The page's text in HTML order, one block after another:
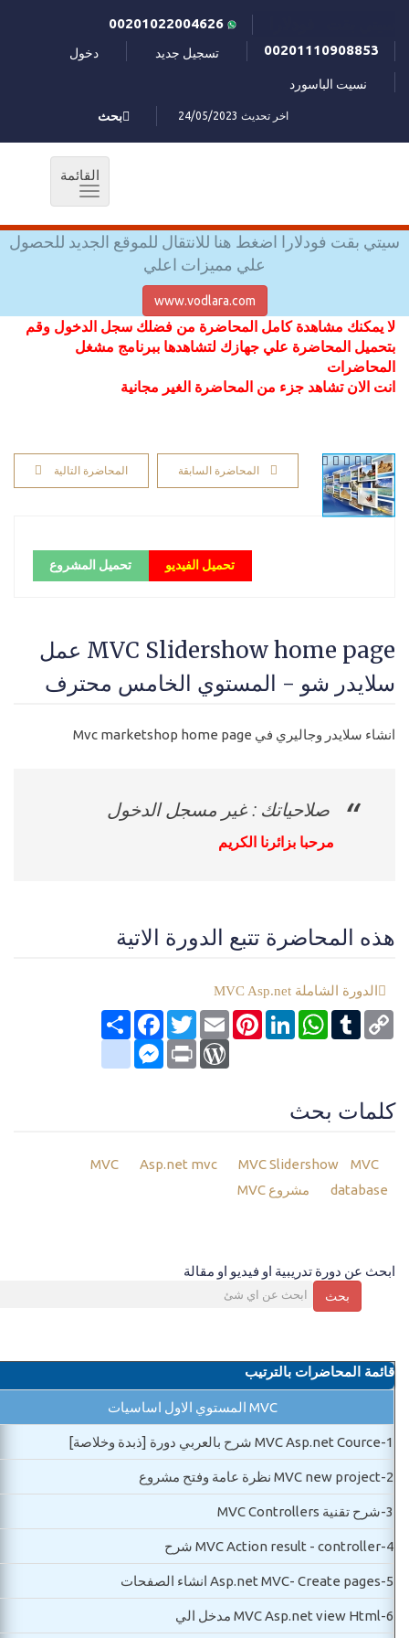
00201110908853
تسجيل جديد دخول
نسيت الباسورد
اخر تحديث 24/05/2023 بحث
القائمة
Toggle
سيتي بقت فودلارا اضغط هنا للانتقال للموقع الجديد للحصول
علي مميزات اعلي
www.vodlara.com
لا يمكنك مشاهدة كامل المحاضرة من فضلك سجل الدخول وقم
بتحميل المحاضرة علي جهازك لتشاهدها ببرنامج مشغل
المحاضرات
انت الان تشاهد جزء من المحاضرة الغير مجانية
المحاضرة السابقة المحاضرة التالية
تحميل المشروع تحميل الفيديو
MVC Slidershow home page عمل
سلايدر شو - المستوي الخامس محترف
انشاء سلايدر وجاليري في Mvc marketshop home page
صلاحياتك : غير مسجل الدخول
مرحبا بزائرنا الكريم
هذه المحاضرة تتبع الدورة الاتية
الدورة الشاملة MVC Asp.net
انشر
FacebookTwitterEmail
PinterestLinkedIn
WhatsAppTumblr Copy
Link
google_bookmarksMessenger Print
WordPress
كلمات بحث
MVC Asp.net mvc MVC Slidershow
MVC
database
مشروع MVC
ابحث عن دورة تدريبية او فيديو او مقالة
بحث
قائمة المحاضرات بالترتيب
MVC المستوي الاول اساسيات
1- MVC Asp.net Cource شرح بالعربي دورة [ذبدة وخلاصة]
2- MVC new project نظرة عامة وفتح مشروع
3- شرح تقنية MVC Controllers
4- MVC Action result - controller شرح
5- Asp.net MVC- Create pages انشاء الصفحات
6- MVC Asp.net view Html مدخل الي